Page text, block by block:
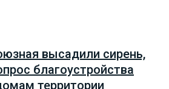
высадили сирень,
благоустройства
территории